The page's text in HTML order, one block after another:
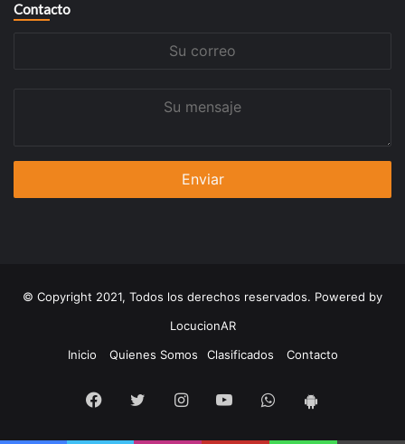
Contacto
© Copyright 2021, Todos los derechos reservados. Powered by
LocucionAR
Inicio
Quienes Somos Clasificados Contacto
Facebook
TwitterInstagramYoutubeWhatsapp